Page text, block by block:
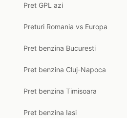
Pret GPL azi
Preturi Romania vs Europa
Pret benzina Bucuresti
Pret benzina Cluj-Napoca
Pret benzina Timisoara
Pret benzina Iasi